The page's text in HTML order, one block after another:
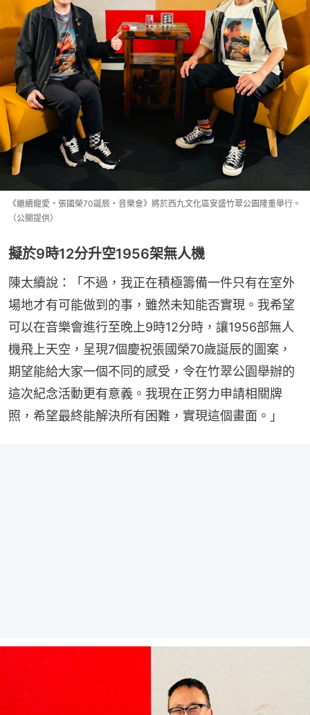
《繼續寵愛・張國榮70誕辰・音樂會》將於西九文化區安盛竹翠公園隆重舉行。
（公關提供）
擬於9時12分升空1956架無人機
陳太續說：「不過，我正在積極籌備一件只有在室外
場地才有可能做到的事，雖然未知能否實現。我希望
可以在音樂會進行至晚上9時12分時，讓1956部無人
機飛上天空，呈現7個慶祝張國榮70歲誕辰的圖案，
期望能給大家一個不同的感受，令在竹翠公園舉辦的
這次紀念活動更有意義。我現在正努力申請相關牌
照，希望最終能解決所有困難，實現這個畫面。」